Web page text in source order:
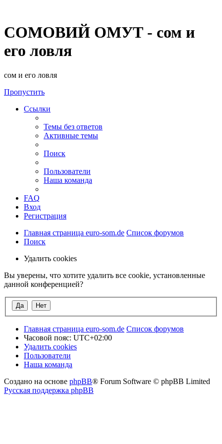
СОМОВИЙ ОМУТ - сом и
его ловля
сом и его ловля
Пропустить
Ссылки
Темы без ответов
Активные темы
Поиск
Пользователи
Наша команда
FAQ
Вход
Регистрация
Главная страница euro-som.de Список форумов
Поиск
Удалить cookies
Вы уверены, что хотите удалить все cookie, установленные
данной конференцией?
Главная страница euro-som.de Список форумов
Часовой пояс: UTC+02:00
Удалить cookies
Пользователи
Наша команда
Создано на основе phpBB® Forum Software © phpBB Limited
Русская поддержка phpBB